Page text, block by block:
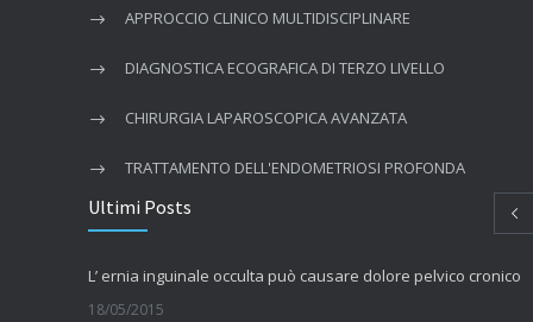
APPROCCIO CLINICO MULTIDISCIPLINARE
DIAGNOSTICA ECOGRAFICA DI TERZO LIVELLO
CHIRURGIA LAPAROSCOPICA AVANZATA
TRATTAMENTO DELL'ENDOMETRIOSI PROFONDA
Ultimi Posts
L’ ernia inguinale occulta può causare dolore pelvico cronico
18/05/2015